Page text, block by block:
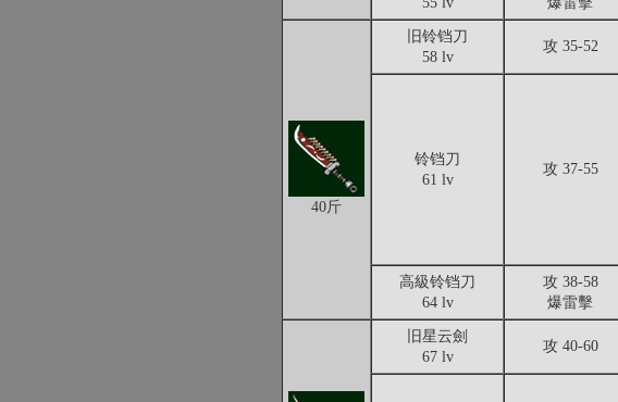
40斤
旧铃铛刀
58 lv
攻 35-52
铃铛刀
61 lv
攻 37-55
高級铃铛刀
64 lv
攻 38-58
爆雷擊
旧星云劍
67 lv
攻 40-60